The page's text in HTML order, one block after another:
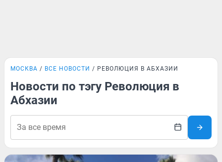
МОСКВА ВСЕ НОВОСТИ РЕВОЛЮЦИЯ В АБХАЗИИ
Новости по тэгу Революция в
Абхазии